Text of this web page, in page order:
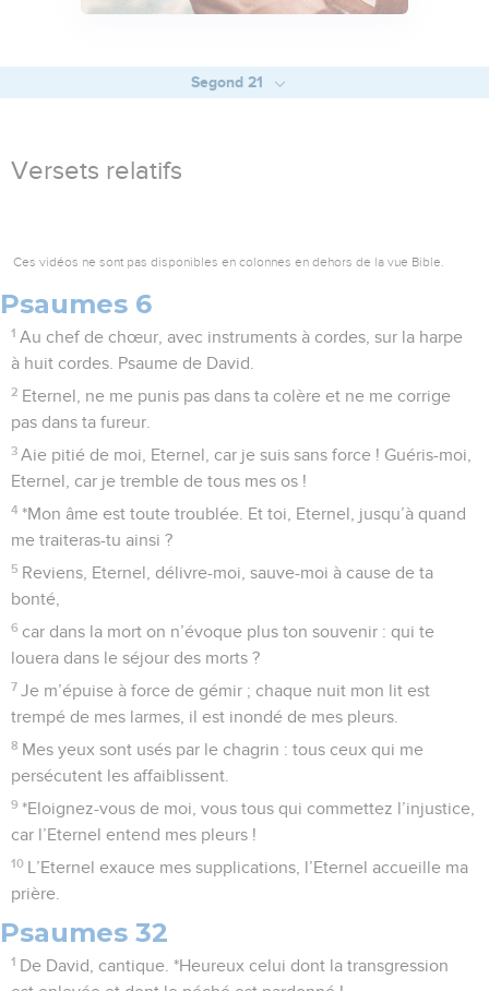
Segond 21
Versets relatifs
Ces vidéos ne sont pas disponibles en colonnes en dehors de la vue Bible.
Psaumes 6
1 Au chef de chœur, avec instruments à cordes, sur la harpe
à huit cordes. Psaume de David.
2 Eternel, ne me punis pas dans ta colère et ne me corrige
pas dans ta fureur.
3 Aie pitié de moi, Eternel, car je suis sans force ! Guéris-moi,
Eternel, car je tremble de tous mes os !
4 *Mon âme est toute troublée. Et toi, Eternel, jusqu’à quand
me traiteras-tu ainsi ?
5 Reviens, Eternel, délivre-moi, sauve-moi à cause de ta
bonté,
6 car dans la mort on n’évoque plus ton souvenir : qui te
louera dans le séjour des morts ?
7 Je m’épuise à force de gémir ; chaque nuit mon lit est
trempé de mes larmes, il est inondé de mes pleurs.
8 Mes yeux sont usés par le chagrin : tous ceux qui me
persécutent les affaiblissent.
9 *Eloignez-vous de moi, vous tous qui commettez l’injustice,
car l’Eternel entend mes pleurs !
10
L’Eternel exauce mes supplications, l’Eternel accueille ma
prière.
Psaumes 32
1 De David, cantique. *Heureux celui dont la transgression